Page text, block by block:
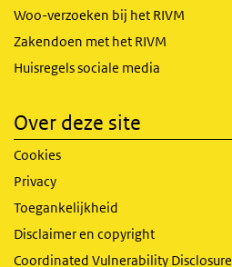
Woo-verzoeken bij het RIVM
Zakendoen met het RIVM
Huisregels sociale media
Over deze site
Cookies
Privacy
Toegankelijkheid
Disclaimer en copyright
Coordinated Vulnerability Disclosure